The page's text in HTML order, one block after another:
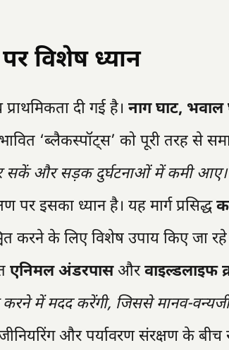
विशेष ध्यान
दी गई है। नाग घाट, भवाल
‘ब्लैकस्पॉट्स’ को पूरी तरह से
कर सकें और सड़क दुर्घटनाओं में कमी आए।
इसका ध्यान है। यह मार्ग प्रसिद्ध
करने के लिए विशेष उपाय किए जा रहे
एनिमल अंडरपासऔरवाइल्डलाइफ
में मदद करेंगी, जिससे मानव-
और पर्यावरण संरक्षण के बीच